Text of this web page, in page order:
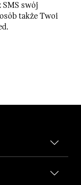
SMS swój
także Twoi